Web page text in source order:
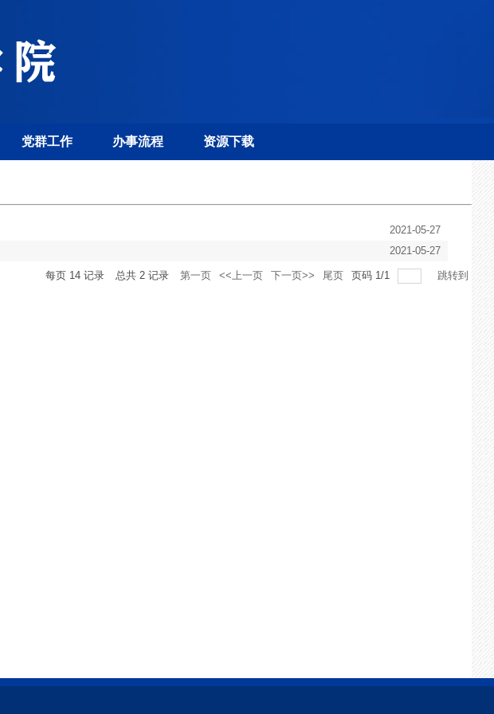
党群工作 办事流程 资源下载
2021-05-27
2021-05-27
每页 14 记录 总共 2 记录 第一页 <<上一页 下一页>> 尾页 页码 1/1 跳转到